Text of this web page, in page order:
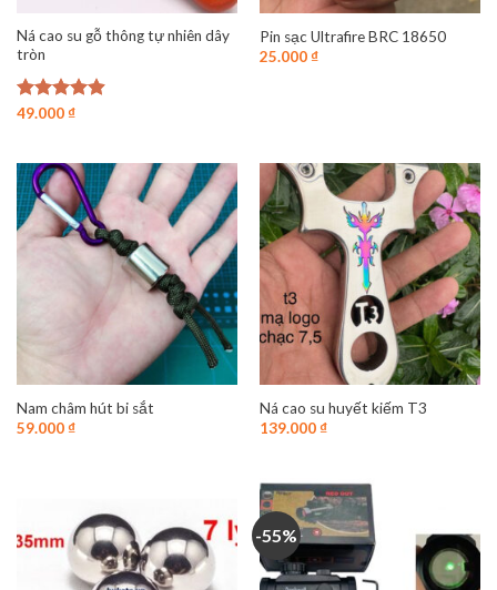
Ná cao su gỗ thông tự nhiên dây
tròn
Được xếp
49.000₫
Pin sạc Ultrafire BRC 18650
25.000₫
Nam châm hút bi sắt
59.000₫
Ná cao su huyết kiếm T3
139.000₫
-55%